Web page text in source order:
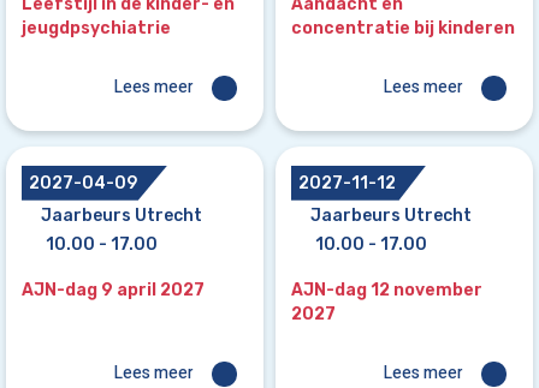
jeugdpsychiatrie
Lees meer
concentratie bij kinderen
Lees meer
2027-04-09
Jaarbeurs Utrecht
10.00 - 17.00
AJN-dag 9 april 2027
Lees meer
2027-11-12
Jaarbeurs Utrecht
10.00 - 17.00
AJN-dag 12 november
2027
Lees meer